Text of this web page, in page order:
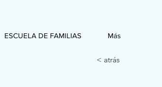
ESCUELA DE FAMILIAS Más
< atrás